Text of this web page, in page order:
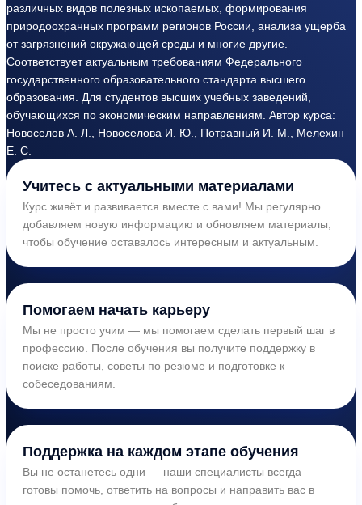
различных видов полезных ископаемых, формирования
природоохранных программ регионов России, анализа ущерба
от загрязнений окружающей среды и многие другие.
Соответствует актуальным требованиям Федерального
государственного образовательного стандарта высшего
образования. Для студентов высших учебных заведений,
обучающихся по экономическим направлениям. Автор курса:
Новоселов А. Л., Новоселова И. Ю., Потравный И. М., Мелехин
Е. С.
Учитесь с актуальными материалами
Курс живёт и развивается вместе с вами! Мы регулярно
добавляем новую информацию и обновляем материалы,
чтобы обучение оставалось интересным и актуальным.
Помогаем начать карьеру
Мы не просто учим — мы помогаем сделать первый шаг в
профессию. После обучения вы получите поддержку в
поиске работы, советы по резюме и подготовке к
собеседованиям.
Поддержка на каждом этапе обучения
Вы не останетесь одни — наши специалисты всегда
готовы помочь, ответить на вопросы и направить вас в